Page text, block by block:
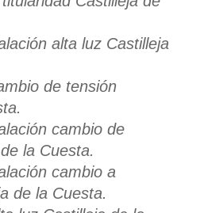
alta luz Castilleja
de tensión
n cambio de
la Cuesta.
cambio a
de la Cuesta.